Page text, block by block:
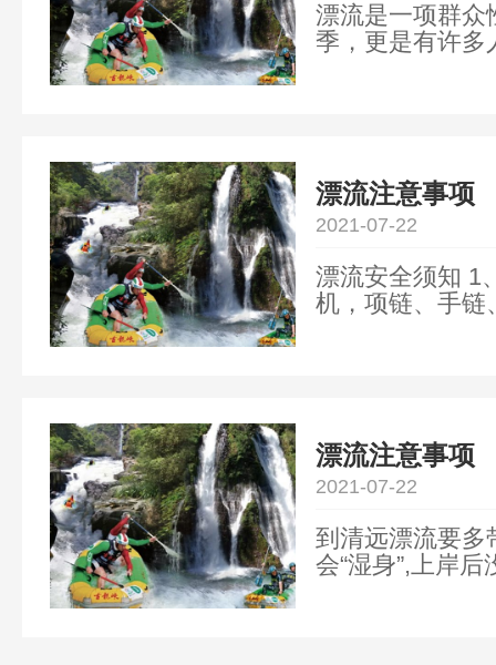
漂流是一项群众
季，更是有许多
漂流注意事项
漂流安全须知 1
机，项链、手链
2021-07-22
漂流注意事项
到清远漂流要多
会“湿身”,上岸
2021-07-22